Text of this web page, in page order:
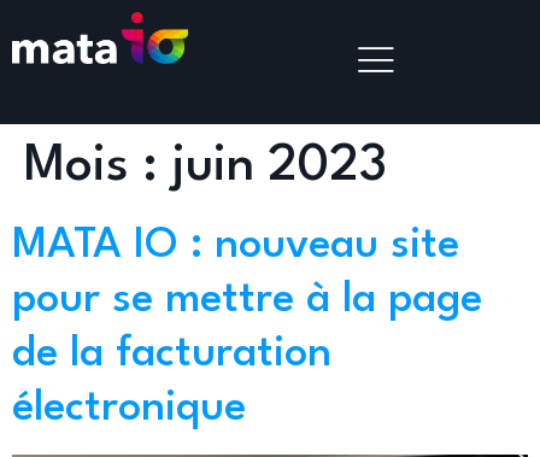
Mois : juin 2023
MATA IO : nouveau site
pour se mettre à la page
de la facturation
électronique